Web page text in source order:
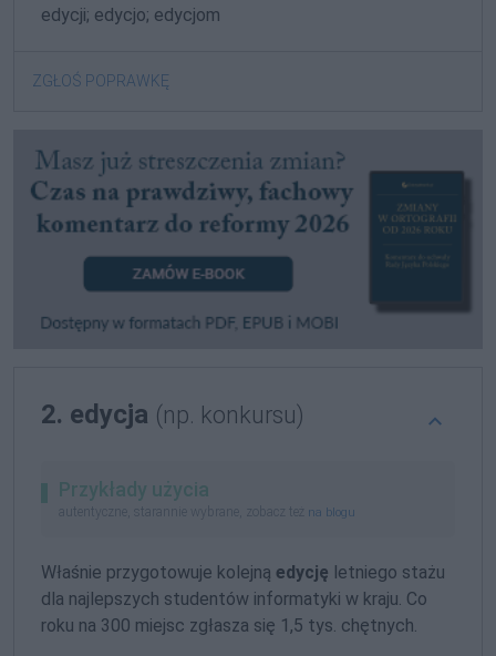
edycji; edycjo; edycjom
ZGŁOŚ POPRAWKĘ
2. edycja (np. konkursu)
Przykłady użycia
autentyczne, starannie wybrane, zobacz też na blogu
Właśnie przygotowuje kolejną edycję letniego stażu
dla najlepszych studentów informatyki w kraju. Co
roku na 300 miejsc zgłasza się 1,5 tys. chętnych.